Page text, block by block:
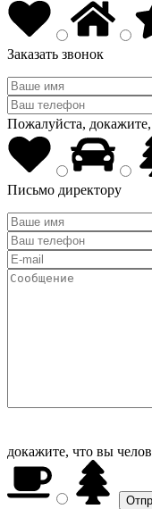
Заказать звонок
Пожалуйста,
Письмо директору
докажите, что вы